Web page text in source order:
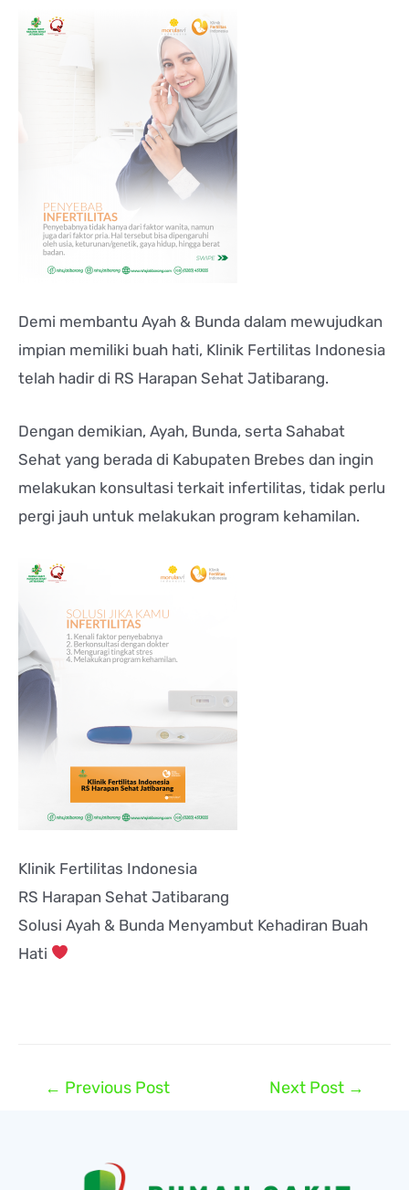
Demi membantu Ayah & Bunda dalam mewujudkan
impian memiliki buah hati, Klinik Fertilitas Indonesia
telah hadir di RS Harapan Sehat Jatibarang.
Dengan demikian, Ayah, Bunda, serta Sahabat
Sehat yang berada di Kabupaten Brebes dan ingin
melakukan konsultasi terkait infertilitas, tidak perlu
pergi jauh untuk melakukan program kehamilan.
Klinik Fertilitas Indonesia
RS Harapan Sehat Jatibarang
Solusi Ayah & Bunda Menyambut Kehadiran Buah
Hati
← Previous Post Next Post →